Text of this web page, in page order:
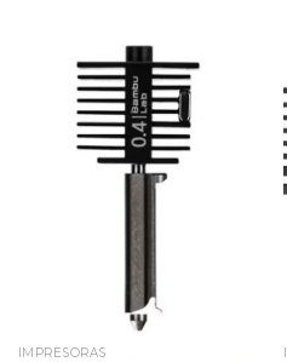
IMPRESORAS